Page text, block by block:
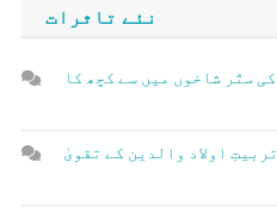
نئے تاثرات
ستّر شاخوں میں سے کچھ کا
اولاد والدین کے تقویٰ